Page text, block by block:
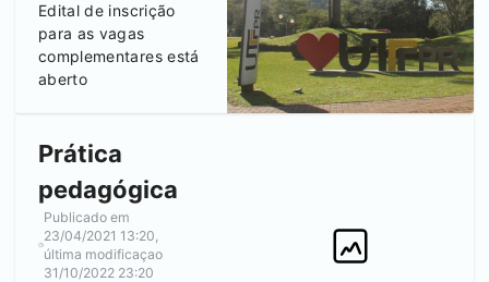
Edital de inscrição
para as vagas
complementares está
aberto
Prática
pedagógica
Publicado em
23/04/2021 13:20,
última modificaçao
31/10/2022 23:20